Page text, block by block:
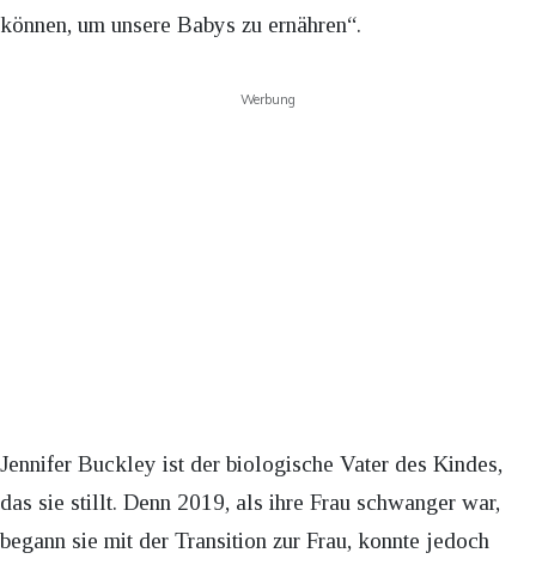
können, um unsere Babys zu ernähren“.
Werbung
Jennifer Buckley ist der biologische Vater des Kindes,
das sie stillt. Denn 2019, als ihre Frau schwanger war,
begann sie mit der Transition zur Frau, konnte jedoch